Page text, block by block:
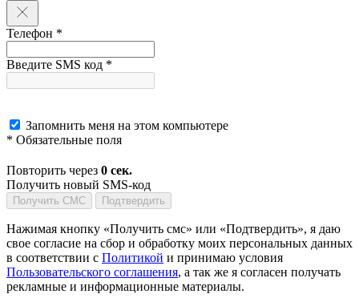
Телефон *
Введите SMS код *
Запомнить меня на этом компьютере
* Обязательные поля
Повторить через 0 сек.
Получить новый SMS-код
Получить СМС Подтвердить
Нажимая кнопку «Получить смс» или «Подтвердить», я даю
свое согласие на сбор и обработку моих персональных данных
в соответствии с Политикой и принимаю условия
Пользовательского соглашения, а так же я согласен получать
рекламные и информационные материалы.